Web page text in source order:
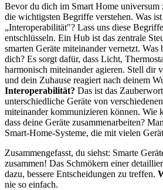
Bevor du dich im Smart Home universum
die wichtigsten Begriffe verstehen. Was
„Interoperabilität"? Lass uns diese
entschlüsseln. Ein Hub ist das zentrale
smarten Geräte miteinander vernetzt. Was
dich? Es sorgt dafür, dass Licht,
harmonisch miteinander agieren. Stell dir
und dein Zuhause reagiert nach deinem
Interoperabilität? Das ist das
unterschiedliche Geräte von
miteinander kommunizieren können. Wie
dass deine Geräte zusammenarbeiten?
Smart-Home-Systeme, die mit vielen
Zusammengefasst, du siehst: Smarte
zusammen! Das Schmökern einer
dazu, bessere Entscheidungen zu treffen.
nie so einfach.